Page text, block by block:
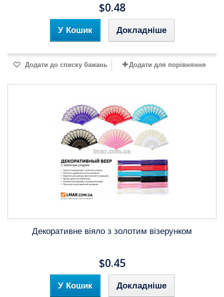
$0.48
У Кошик Докладніше
Додати до списку бажань Додати для порівняння
Декоративне віяло з золотим візерунком
$0.45
У Кошик Докладніше